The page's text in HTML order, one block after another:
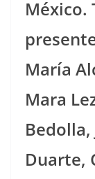
México.
María
Mara
Bedolla,
Duarte,